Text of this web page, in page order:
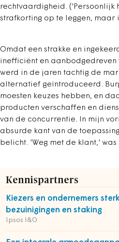
rechtvaardigheid. ('Persoonlijk
strafkorting op te leggen, maar
Omdat een strakke en
inefficiënt en
werd in de jaren tachtig de
alternatief geïntroduceerd.
moesten keuzes hebben, en
producten verschaffen en
van de concurrentie. In mijn
absurde kant van de
belicht. 'Weg met de klant,'
Kennispartners
Kiezers en ondernemers
bezuinigingen en staking
Ipsos I&O